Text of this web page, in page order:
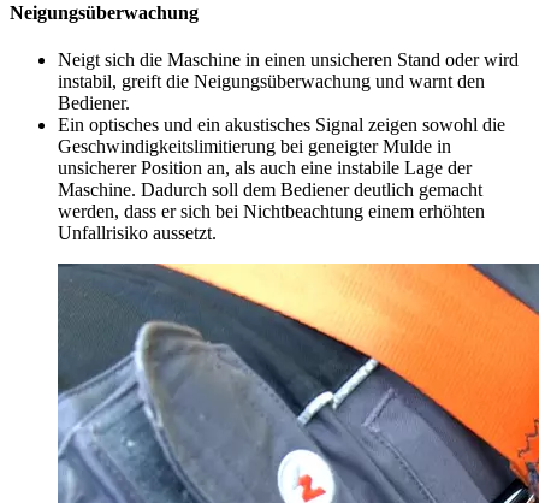
Neigungsüberwachung
Neigt sich die Maschine in einen unsicheren Stand oder wird
instabil, greift die Neigungsüberwachung und warnt den
Bediener.
Ein optisches und ein akustisches Signal zeigen sowohl die
Geschwindigkeitslimitierung bei geneigter Mulde in
unsicherer Position an, als auch eine instabile Lage der
Maschine. Dadurch soll dem Bediener deutlich gemacht
werden, dass er sich bei Nichtbeachtung einem erhöhten
Unfallrisiko aussetzt.